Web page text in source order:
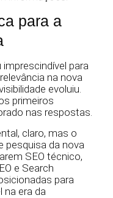
para a
imprescindível para
na nova
evoluiu.
primeiros
nas respostas.
claro, mas o
pesquisa da nova
SEO técnico,
e Search
para
na era da